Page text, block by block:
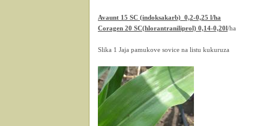
Avaunt 15 SC (indoksakarb) 0,2-0,25 l/ha
Coragen 20 SC(hlorantraniliprol) 0,14-0,20l/ha
Slika 1 Jaja pamukove sovice na listu kukuruza